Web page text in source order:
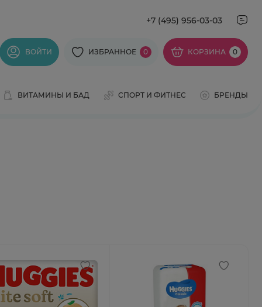
+7 (495) 956-03-03
ВОЙТИ ИЗБРАННОЕ 0 КОРЗИНА 0
ВИТАМИНЫ И БАД СПОРТ И ФИТНЕС БРЕНДЫ